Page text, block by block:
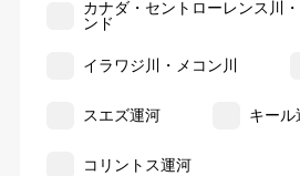
カナダ・セントローレンス川
ンド
イラワジ川・メコン川
スエズ運河 キール
コリントス運河